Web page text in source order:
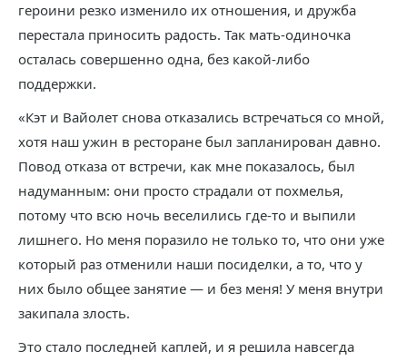
героини резко изменило их отношения, и дружба
перестала приносить радость. Так мать-одиночка
осталась совершенно одна, без какой-либо
поддержки.
«Кэт и Вайолет снова отказались встречаться со мной,
хотя наш ужин в ресторане был запланирован давно.
Повод отказа от встречи, как мне показалось, был
надуманным: они просто страдали от похмелья,
потому что всю ночь веселились где-то и выпили
лишнего. Но меня поразило не только то, что они уже
который раз отменили наши посиделки, а то, что у
них было общее занятие — и без меня! У меня внутри
закипала злость.
Это стало последней каплей, и я решила навсегда